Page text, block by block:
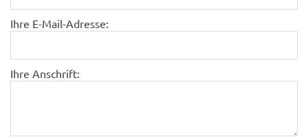
Ihre E-Mail-Adresse:
Ihre Anschrift: